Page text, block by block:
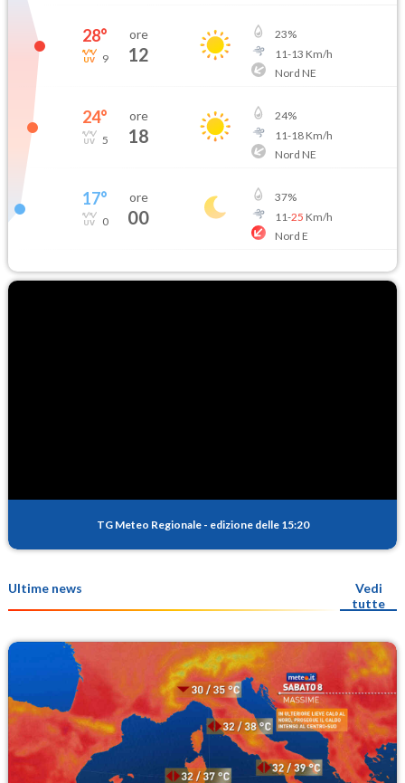
28°
9
ore
12
23%
11-13 Km/h
Nord NE
24°
5
ore
18
24%
11-18Km/h
Nord NE
17°
0
ore
00
37%
11-25 Km/h
Nord E
TG Meteo Regionale - edizione delle 15:20
Ultime news
Vedi
tutte